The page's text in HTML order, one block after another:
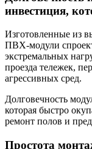
инвестиция,
Изготовленные из
ПВХ-модули
экстремальных
проезда тележек,
агрессивных сред.
Долговечность
которая быстро
ремонт полов и
Простота